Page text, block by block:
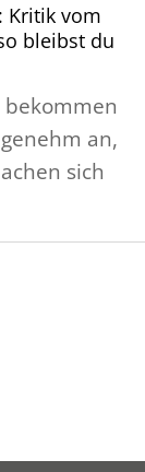
Kritik vom
bleibst du
bekommen
an,
sich